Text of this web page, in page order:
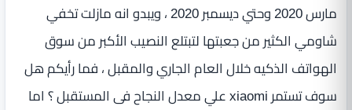
مارس 2020 وحتي ديسمبر 2020 ، ويبدو انه مازلت تخفي
شاومي الكثير من جعبتها لتبتلع النصيب الأكبر من سوق
الهواتف الذكيه خلال العام الجاري والمقبل ، فما رأيكم هل
سوف تستمر xiaomi علي معدل النجاح فى المستقبل ؟ اما